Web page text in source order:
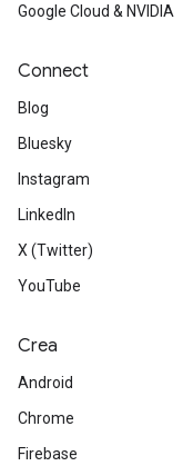
Google Cloud & NVIDIA
Connect
Blog
Bluesky
Instagram
LinkedIn
X (Twitter)
YouTube
Crea
Android
Chrome
Firebase